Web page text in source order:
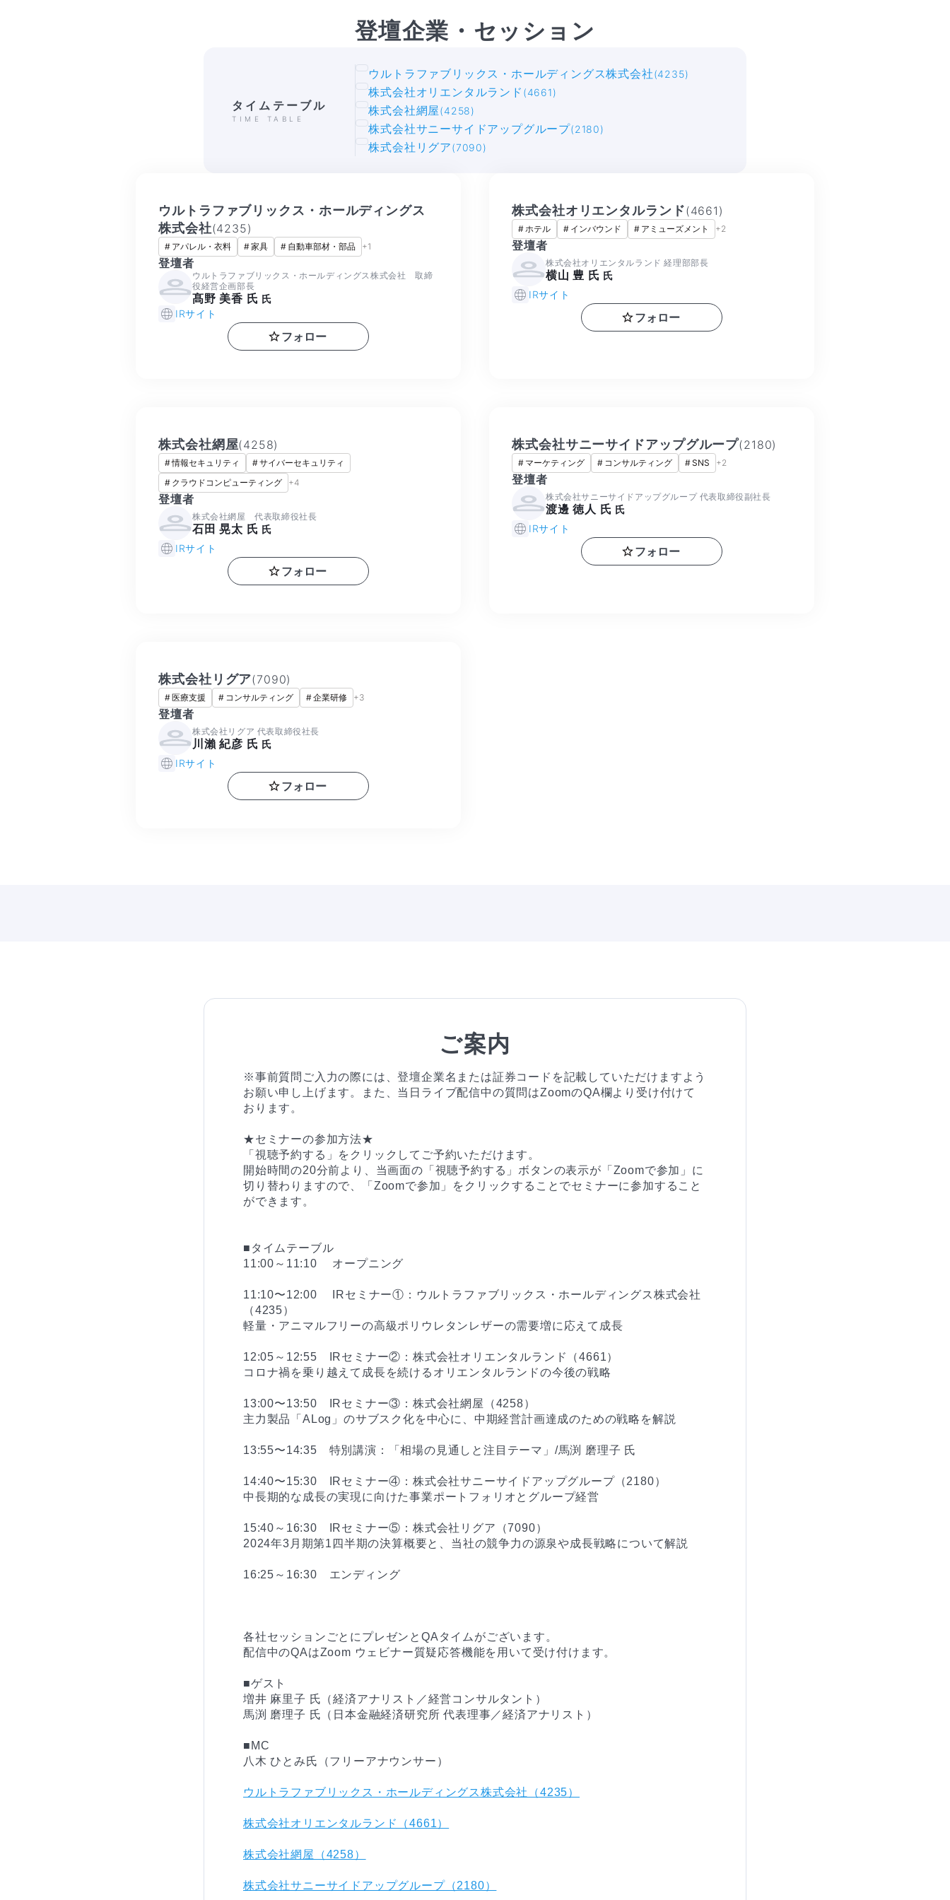
登壇企業・セッション
タイムテーブル
TIME TABLE
ウルトラファブリックス・ホールディングス株式会社(4235)
株式会社オリエンタルランド (4661)
株式会社網屋(4258)
株式会社サニーサイドアップグループ(2180)
株式会社リグア(7090)
ウルトラファブリックス・ホールディングス
株式会社(4235)
# アパレル・衣料 #家具 # 自動車部材・部品 +1
登壇者
ウルトラファブリックス・ホールディングス株式会社 取締
役経営企画部長
髙野 美香 氏 氏
IRサイト
フォロー
株式会社オリエンタルランド(4661 )
#ホテル # インバウンド # アミューズメント +2
登壇者
株式会社オリエンタルランド 経理部部長
横山 豊 氏 氏
IRサイト
フォロー
株式会社網屋(4258)
#情報セキュリティ #サイバーセキュリティ
# クラウドコンピューティング +4
登壇者
株式会社網屋 代表取締役社長
石田 晃太 氏 氏
IRサイト
フォロー
株式会社サニーサイドアップグループ(2180)
# マーケティング # コンサルティング #SNS +2
登壇者
株式会社サニーサイドアップグループ 代表取締役副社長
渡邊 徳人 氏 氏
IRサイト
フォロー
株式会社リグア(7090)
#医療支援 # コンサルティング #企業研修 +3
登壇者
株式会社リグア 代表取締役社長
川瀨 紀彦 氏 氏
IRサイト
フォロー
ご案内
※事前質問ご入力の際には、登壇企業名または証券コードを記載していただけますよう
お願い申し上げます。また、当日ライブ配信中の質問はZoomのQA欄より受け付けて
おります。
★セミナーの参加方法★
「視聴予約する」をクリックしてご予約いただけます。
開始時間の20分前より、当画面の「視聴予約する」ボタンの表示が「Zoomで参加」に
切り替わりますので、「Zoomで参加」をクリックすることでセミナーに参加すること
ができます。
■タイムテーブル
11:00～11:10　 オープニング
11:10〜12:00　 IRセミナー①：ウルトラファブリックス・ホールディングス株式会社
（4235）
軽量・アニマルフリーの高級ポリウレタンレザーの需要増に応えて成長
12:05～12:55　IRセミナー②：株式会社オリエンタルランド（4661）
コロナ禍を乗り越えて成長を続けるオリエンタルランドの今後の戦略
13:00〜13:50　IRセミナー③：株式会社網屋（4258）
主力製品「ALog」のサブスク化を中心に、中期経営計画達成のための戦略を解説
13:55〜14:35　特別講演：「相場の見通しと注目テーマ」/馬渕 磨理子 氏
14:40〜15:30　IRセミナー④：株式会社サニーサイドアップグループ（2180）
中長期的な成長の実現に向けた事業ポートフォリオとグループ経営
15:40～16:30　IRセミナー⑤：株式会社リグア（7090）
2024年3月期第1四半期の決算概要と、当社の競争力の源泉や成長戦略について解説
16:25～16:30　エンディング
各社セッションごとにプレゼンとQAタイムがございます。
配信中のQAはZoom ウェビナー質疑応答機能を用いて受け付けます。
■ゲスト
増井 麻里子 氏（経済アナリスト／経営コンサルタント）
馬渕 磨理子 氏（日本金融経済研究所 代表理事／経済アナリスト）
■MC
ウルトラファブリックス・ホールディングス株式会社（4235）
株式会社オリエンタルランド（4661）
株式会社網屋（4258）
株式会社サニーサイドアップグループ（2180）